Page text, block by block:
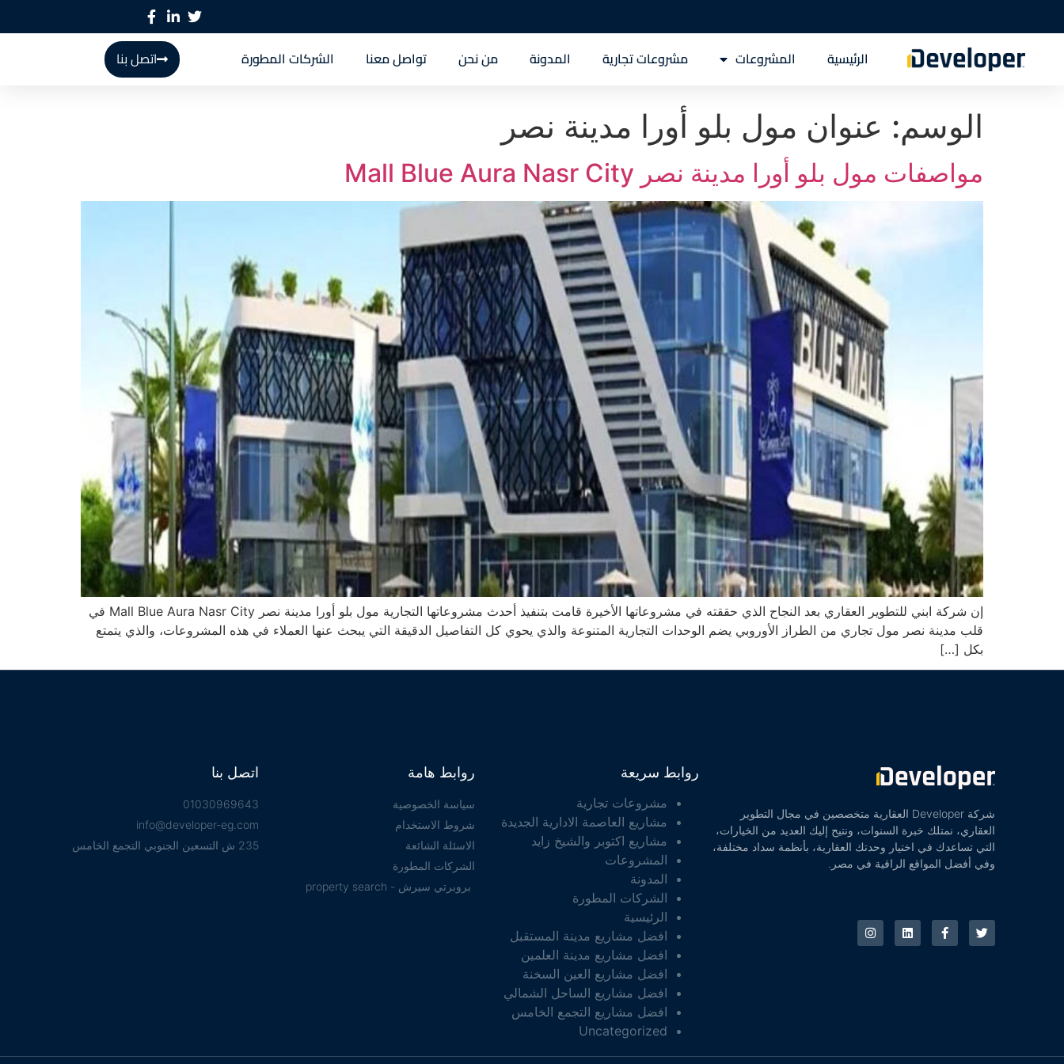
الرئيسية المشروعات مشروعات تجارية المدونة من نحن تواصل معنا الشركات المطورة اتصل بنا
الوسم: عنوان مول بلو أورا مدينة نصر
مواصفات مول بلو أورا مدينة نصر Mall Blue Aura Nasr City
إن شركة ابني للتطوير العقاري بعد النجاح الذي حققته في مشروعاتها الأخيرة قامت بتنفيذ أحدث مشروعاتها التجارية مول بلو أورا مدينة نصر Mall Blue Aura Nasr City في
قلب مدينة نصر مول تجاري من الطراز الأوروبي يضم الوحدات التجارية المتنوعة والذي يحوي كل التفاصيل الدقيقة التي يبحث عنها العملاء في هذه المشروعات، والذي يتمتع
بكل […]
شركة Developer العقارية متخصصين في مجال التطوير
العقاري، نمتلك خبرة السنوات، ونتيح إليك العديد من الخيارات،
التي تساعدك في اختيار وحدتك العقارية، بأنظمة سداد مختلفة،
وفي أفضل المواقع الراقية في مصر.
روابط سريعة
مشروعات تجارية
مشاريع العاصمة الادارية الجديدة
مشاريع اكتوبر والشيخ زايد
المشروعات
المدونة
الشركات المطورة
الرئيسية
افضل مشاريع مدينة المستقبل
افضل مشاريع مدينة العلمين
افضل مشاريع العين السخنة
افضل مشاريع الساحل الشمالي
افضل مشاريع التجمع الخامس
Uncategorized
روابط هامة
سياسة الخصوصية
شروط الاستخدام
الاسئلة الشائعة
الشركات المطورة
بروبرتي سيرش - property search
اتصل بنا
01030969643
info@developer-eg.com
235 ش التسعين الجنوبي التجمع الخامس